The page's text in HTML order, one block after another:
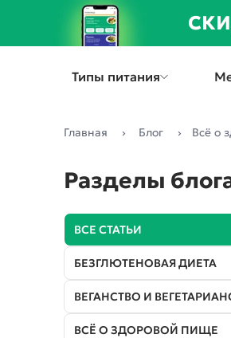
Типы питания
1000 ккал
1300 ккал
1800 ккал
Премиум
1300 ккал
1800 ккал
Главная Блог Всё о
Разделы
ВСЕ СТАТЬИ
БЕЗГЛЮТЕНОВАЯ ДИЕТА
ВЕГАНСТВО И
ВСЁ О ЗДОРОВОЙ ПИЩЕ